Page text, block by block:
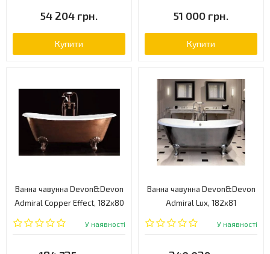
54 204 грн.
Купити
51 000 грн.
Купити
Ванна чавунна Devon&Devon
Admiral Cоpper Effect, 182x80
(2MRADMIRALVARDD)
У наявності
Ванна чавунна Devon&Devon
Admiral Lux, 182x81
(2MRADMILUXVECRDD)
У наявності